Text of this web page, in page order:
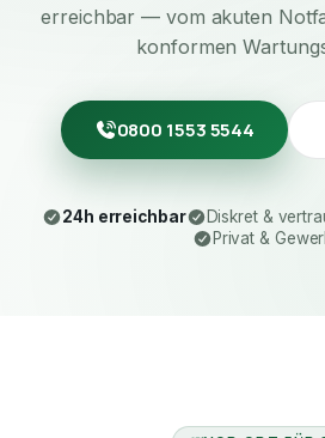
erreichbar — vom akuten
konformen
0800 1553 5544
24h erreichbar Diskret &
Privat &